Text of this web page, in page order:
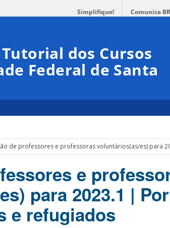
Simplifique! Comunica BR
dos Cursos
Federal de Santa
de professores e professoras voluntários(as/es) para
e
para 2023.1 |
e refugiados